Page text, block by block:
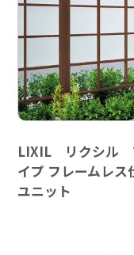
LIXIL リクシル
イプ フレームレ
ユニット